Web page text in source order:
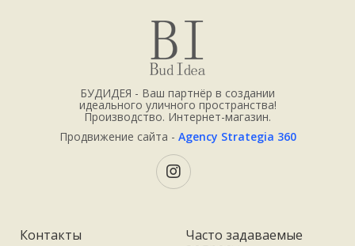
БУДИДЕЯ - Ваш партнёр в создании
идеального уличного пространства!
Производство. Интернет-магазин.
Продвижение сайта - Agency Strategia 360
Контакты
Часто задаваемые